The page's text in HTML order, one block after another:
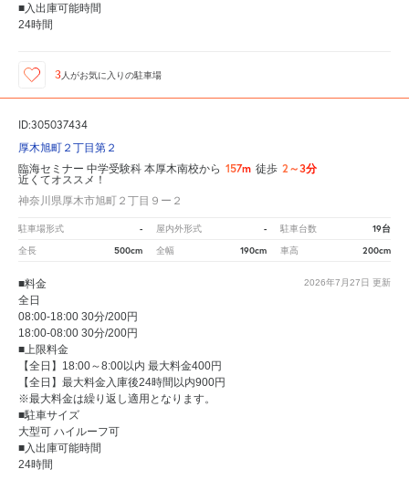
■入出庫可能時間
24時間
3人がお気に入りの駐車場
ID:305037434
厚木旭町２丁目第２
臨海セミナー 中学受験科 本厚木南校から 157m 徒歩 2～3分
近くてオススメ！
神奈川県厚木市旭町２丁目９ー２
駐車場形式 - 屋内外形式 - 駐車台数 19台
全長 500cm 全幅 190cm 車高 200cm
2026年7月27日 更新
■料金
全日
08:00-18:00 30分/200円
18:00-08:00 30分/200円
■上限料金
【全日】18:00～8:00以内 最大料金400円
【全日】最大料金入庫後24時間以内900円
※最大料金は繰り返し適用となります。
■駐車サイズ
大型可 ハイルーフ可
■入出庫可能時間
24時間